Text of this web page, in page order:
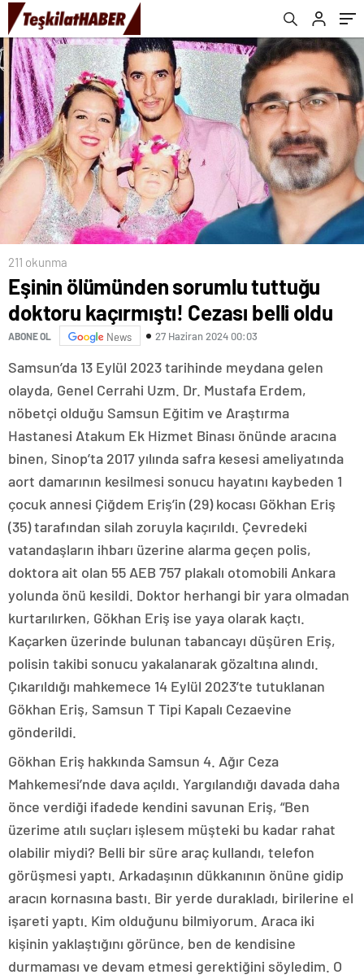
211 okunma
Eşinin ölümünden sorumlu tuttuğu
doktoru kaçırmıştı! Cezası belli oldu
ABONE OL News 27 Haziran 2024 00:03
Samsun’da 13 Eylül 2023 tarihinde meydana gelen
olayda, Genel Cerrahi Uzm. Dr. Mustafa Erdem,
nöbetçi olduğu Samsun Eğitim ve Araştırma
Hastanesi Atakum Ek Hizmet Binası önünde aracına
binen, Sinop’ta 2017 yılında safra kesesi ameliyatında
aort damarının kesilmesi sonucu hayatını kaybeden 1
çocuk annesi Çiğdem Eriş’in (29) kocası Gökhan Eriş
(35) tarafından silah zoruyla kaçırıldı. Çevredeki
vatandaşların ihbarı üzerine alarma geçen polis,
doktora ait olan 55 AEB 757 plakalı otomobili Ankara
yolunda önü kesildi. Doktor herhangi bir yara olmadan
kurtarılırken, Gökhan Eriş ise yaya olarak kaçtı.
Kaçarken üzerinde bulunan tabancayı düşüren Eriş,
polisin takibi sonucu yakalanarak gözaltına alındı.
Çıkarıldığı mahkemece 14 Eylül 2023’te tutuklanan
Gökhan Eriş, Samsun T Tipi Kapalı Cezaevine
gönderildi.
Gökhan Eriş hakkında Samsun 4. Ağır Ceza
Mahkemesi’nde dava açıldı. Yargılandığı davada daha
önce verdiği ifadede kendini savunan Eriş, “Ben
üzerime atılı suçları işlesem müşteki bu kadar rahat
olabilir miydi? Belli bir süre araç kullandı, telefon
görüşmesi yaptı. Arkadaşının dükkanının önüne gidip
aracın kornasına bastı. Bir yerde durakladı, birilerine el
işareti yaptı. Kim olduğunu bilmiyorum. Araca iki
kişinin yaklaştığını görünce, ben de kendisine
durmaması ve devam etmesi gerektiğini söyledim. O
gidiyoruz